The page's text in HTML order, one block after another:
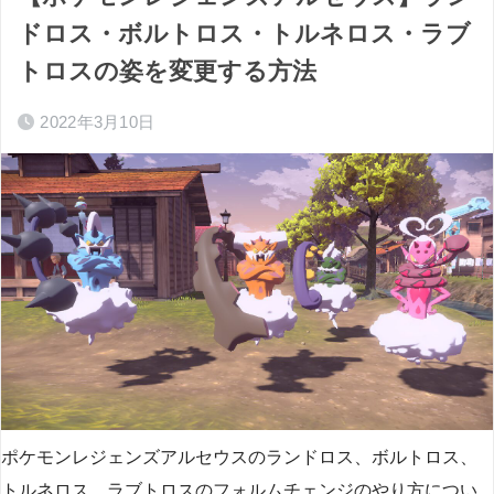
ドロス・ボルトロス・トルネロス・ラブ
トロスの姿を変更する方法
2022年3月10日
ポケモンレジェンズアルセウスのランドロス、ボルトロス、
トルネロス、ラブトロスのフォルムチェンジのやり方につい